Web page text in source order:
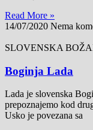
Read More »
14/07/2020 Nema
SLOVENSKA
Boginja Lada
Lada je slovenska
prepoznajemo kod
Usko je povezana sa